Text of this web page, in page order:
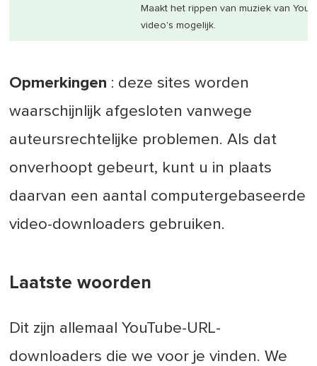
Maakt het rippen van muziek van
video's mogelijk.
Opmerkingen : deze sites worden
waarschijnlijk afgesloten vanwege
auteursrechtelijke problemen. Als dat
onverhoopt gebeurt, kunt u in plaats
daarvan een aantal computergebaseerde
video-downloaders gebruiken.
Laatste woorden
Dit zijn allemaal YouTube-URL-
downloaders die we voor je vinden. We